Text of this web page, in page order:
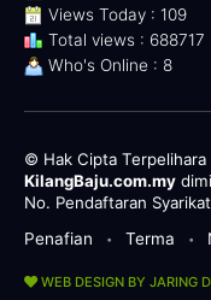
Views Today : 109
Total views : 688717
Who's Online : 8
© Hak Cipta
KilangBaju.com.my
No. Pendaftaran
Penafian
• Terma •
WEB DESIGN BY JARING